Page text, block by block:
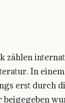
zählen
In
erst durch